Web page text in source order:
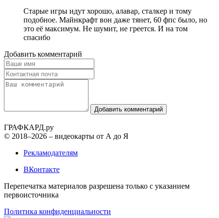
Старые игры идут хорошо, алавар, сталкер и тому
подобное. Майнкрафт вон даже тянет, 60 фпс было, но
это её максимум. Не шумит, не греется. И на том
спасибо
Добавить комментарий
Добавить комментарий
ГРАФКАРД.ру
© 2018–2026 – видеокарты от А до Я
Рекламодателям
ВКонтакте
Перепечатка материалов разрешена только с указанием
первоисточника
Политика конфиденциальности